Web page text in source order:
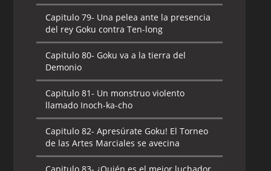
Capitulo 79- Una pelea ante la presencia
del rey Goku contra Ten-long
Capitulo 80- Goku va a la tierra del
Demonio
Capitulo 81- Un monstruo violento
llamado Inoch-ka-cho
Capitulo 82- Apresúrate Goku! El Torneo
de las Artes Marciales se avecina